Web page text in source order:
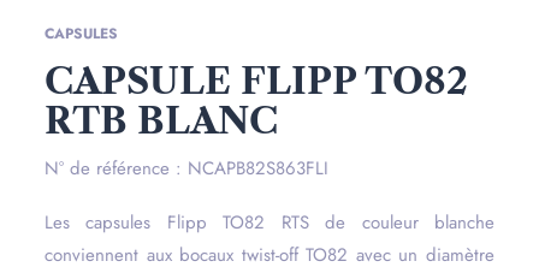
CAPSULES
CAPSULE FLIPP TO82
RTB BLANC
N° de référence : NCAPB82S863FLI
Les capsules Flipp TO82 RTS de couleur blanche
conviennent aux bocaux twist-off TO82 avec un diamètre